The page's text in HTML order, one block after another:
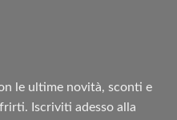
le ultime novità, sconti e
Iscriviti adesso alla